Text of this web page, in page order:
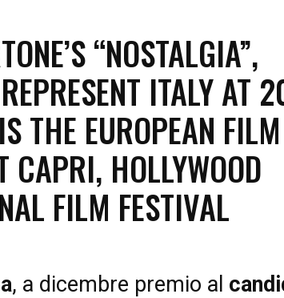
Festival
“NOSTALGIA”,
ITALY AT
THE EUROPEAN
CAPRI, HOLLYWOOD
FILM FESTIVAL
, a dicembre premio al